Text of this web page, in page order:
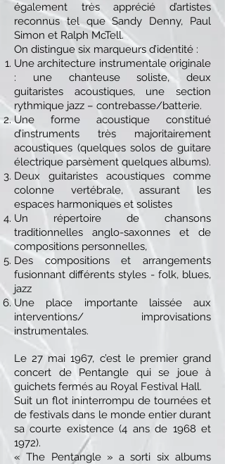
également très apprécié d’artistes
reconnus tel que Sandy Denny, Paul
Simon et Ralph McTell.
On distingue six marqueurs d’identité :
Une architecture instrumentale originale
: une chanteuse soliste, deux
guitaristes
acoustiques, une section
rythmique jazz – contrebasse/batterie.
Une forme acoustique constitué
d’instruments très majoritairement
acoustiques (quelques solos de guitare
électrique parsèment quelques albums).
Deux guitaristes acoustiques comme
colonne vertébrale, assurant les
espaces harmoniques et solistes
Un répertoire de chansons
traditionnelles anglo-saxonnes et de
compositions personnelles,
Des compositions et arrangements
fusionnant différents styles - folk, blues,
jazz
Une place importante laissée aux
interventions/ improvisations
instrumentales.
Le 27 mai 1967, c’est le premier grand
concert de Pentangle qui se joue à
guichets fermés au Royal Festival Hall.
Suit un flot ininterrompu de tournées et
de festivals dans le monde entier durant
sa courte existence (4 ans de 1968 et
1972).
« The Pentangle » a sorti six albums